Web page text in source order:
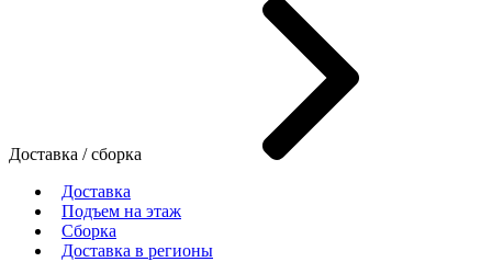
Доставка / сборка
Доставка
Подъем на этаж
Сборка
Доставка в регионы